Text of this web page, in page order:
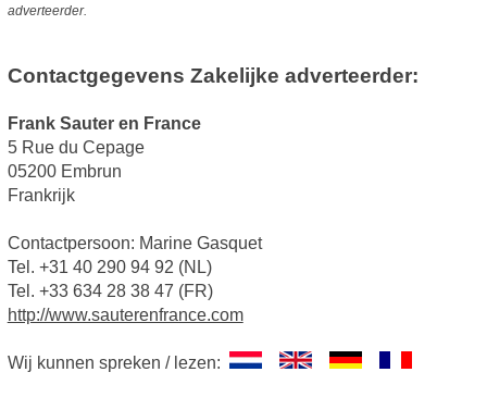
adverteerder.
Contactgegevens Zakelijke adverteerder:
Frank Sauter en France
5 Rue du Cepage
05200 Embrun
Frankrijk
Contactpersoon: Marine Gasquet
Tel. +31 40 290 94 92 (NL)
Tel. +33 634 28 38 47 (FR)
http://www.sauterenfrance.com
Wij kunnen spreken / lezen: